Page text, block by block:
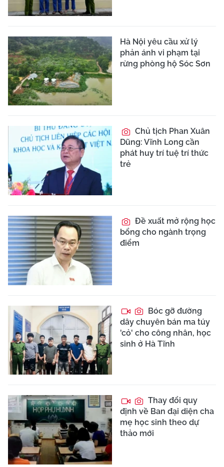
Hà Nội yêu cầu xử lý
phản ánh vi phạm tại
rừng phòng hộ Sóc Sơn
Chủ tịch Phan Xuân
Dũng: Vĩnh Long cần
phát huy trí tuệ trí thức
trẻ
Đề xuất mở rộng học
bổng cho ngành trọng
điểm
Bóc gỡ đường
dây chuyên bán ma túy
'cỏ' cho công nhân, học
sinh ở Hà Tĩnh
Thay đổi quy
định về Ban đại diện cha
mẹ học sinh theo dự
thảo mới